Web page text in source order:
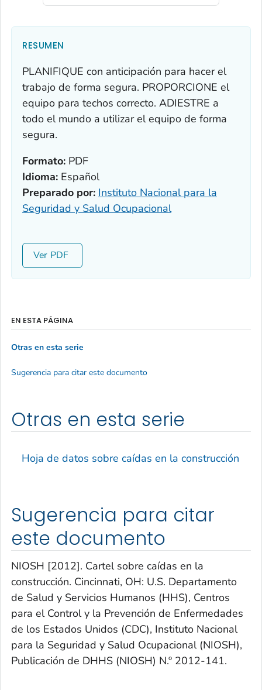
RESUMEN
PLANIFIQUE con anticipación para hacer el
trabajo de forma segura. PROPORCIONE el
equipo para techos correcto. ADIESTRE a
todo el mundo a utilizar el equipo de forma
segura.
Formato: PDF
Idioma: Español
Preparado por: Instituto Nacional para la
Seguridad y Salud Ocupacional
Ver
Otras en esta serie
Hoja de datos sobre caídas en la construcción
Sugerencia para citar
este documento
NIOSH [2012]. Cartel sobre caídas en la
construcción. Cincinnati, OH: U.S. Departamento
de Salud y Servicios Humanos (HHS), Centros
para el Control y la Prevención de Enfermedades
de los Estados Unidos (CDC), Instituto Nacional
para la Seguridad y Salud Ocupacional (NIOSH),
Publicación de DHHS (NIOSH) N.º 2012-141.
EN ESTA PÁGINA
Otras en esta serie
Sugerencia para citar este documento